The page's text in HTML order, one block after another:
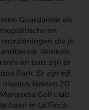
Guardamar en
en
die je
Winkels,
en bars zijn er
Park. Er zijn vijf
niveaus binnen 20
Golf club
baan in La Finca.